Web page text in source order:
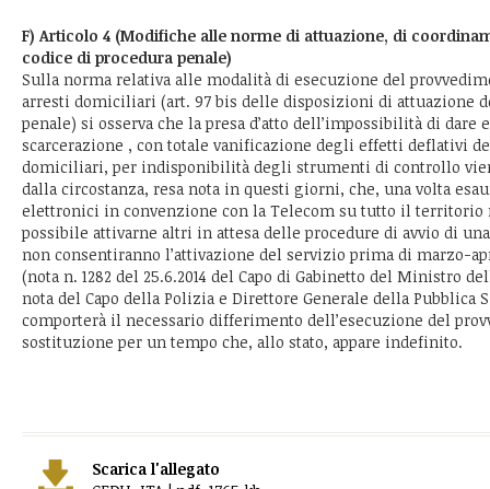
F) Articolo 4 (Modifiche alle norme di attuazione, di
codice di procedura penale)
Sulla norma relativa alle modalità di esecuzione del
arresti domiciliari (art. 97 bis delle disposizioni di attuazione
penale) si osserva che la presa d’atto dell’impossibilità di dare
scarcerazione , con totale vanificazione degli effetti deflativi
domiciliari, per indisponibilità degli strumenti di controllo
dalla circostanza, resa nota in questi giorni, che, una volta
elettronici in convenzione con la Telecom su tutto il territorio
possibile attivarne altri in attesa delle procedure di avvio di
non consentiranno l’attivazione del servizio prima di marzo-
(nota n. 1282 del 25.6.2014 del Capo di Gabinetto del Ministro
nota del Capo della Polizia e Direttore Generale della Pubblica
comporterà il necessario differimento dell’esecuzione del
sostituzione per un tempo che, allo stato, appare indefinito.
Scarica l'allegato